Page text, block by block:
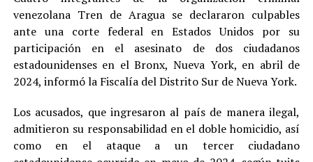
venezolana Tren de Aragua se declararon culpables
ante una corte federal en Estados Unidos por su
participación en el asesinato de dos ciudadanos
estadounidenses en el Bronx, Nueva York, en abril de
2024, informó la Fiscalía del Distrito Sur de Nueva York.
Los acusados, que ingresaron al país de manera ilegal,
admitieron su responsabilidad en el doble homicidio, así
como en el ataque a un tercer ciudadano